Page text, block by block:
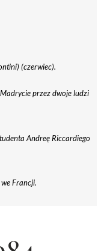
(czerwiec).
przez dwoje ludzi
Andreę Riccardiego
Francji.